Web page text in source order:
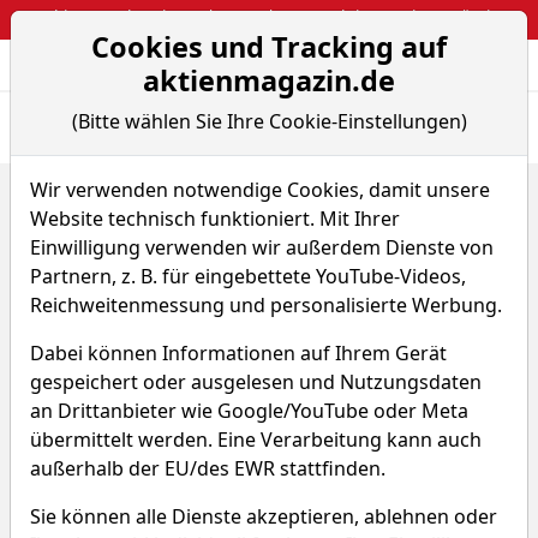
Webinar: So kassierst du trotzdem attraktive Optionsprämien
Aktien- und
Home Aktien Seagen Inc. Chart-Tool
Seagen Aktie
Watchlist SGEN WKN A2QFAQ
Cookies und Tracking auf
aktienmagazin.de
(Bitte wählen Sie Ihre Cookie-Einstellungen)
Wir verwenden notwendige Cookies, damit unsere
Website technisch funktioniert. Mit Ihrer
Einwilligung verwenden wir außerdem Dienste von
Partnern, z. B. für eingebettete YouTube-Videos,
Reichweitenmessung und personalisierte Werbung.
Dabei können Informationen auf Ihrem Gerät
gespeichert oder ausgelesen und Nutzungsdaten
an Drittanbieter wie Google/YouTube oder Meta
übermittelt werden. Eine Verarbeitung kann auch
außerhalb der EU/des EWR stattfinden.
Sie können alle Dienste akzeptieren, ablehnen oder